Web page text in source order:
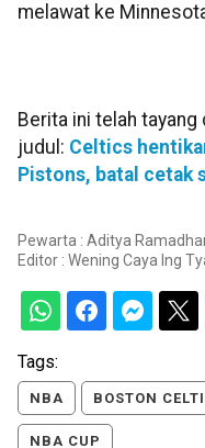
melawat ke
Berita ini telah
judul: Celtics
Pistons, batal cetak
Pewarta : Aditya
Editor : Wening Caya Ing
Tags:
NBA BOSTON
NBA CUP